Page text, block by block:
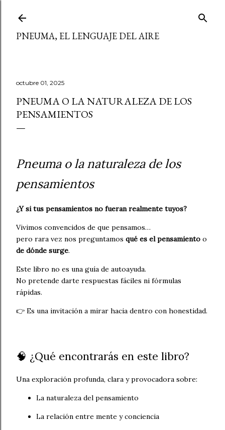
PNEUMA, EL LENGUAJE DEL AIRE
octubre 01, 2025
PNEUMA O LA NATURALEZA DE LOS
PENSAMIENTOS
Pneuma o la naturaleza de los
pensamientos
¿Y si tus pensamientos no fueran realmente tuyos?
Vivimos convencidos de que pensamos…
pero rara vez nos preguntamos qué es el pensamiento o
de dónde surge.
Este libro no es una guía de autoayuda.
No pretende darte respuestas fáciles ni fórmulas
rápidas.
👉 Es una invitación a mirar hacia dentro con honestidad.
🧠 ¿Qué encontrarás en este libro?
Una exploración profunda, clara y provocadora sobre:
La naturaleza del pensamiento
La relación entre mente y conciencia